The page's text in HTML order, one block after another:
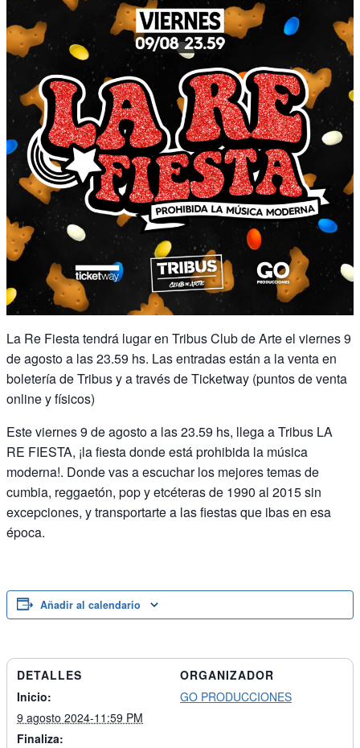
La Re Fiesta tendrá lugar en Tribus Club de Arte el viernes 9
de agosto a las 23.59 hs. Las entradas están a la venta en
boletería de Tribus y a través de Ticketway (puntos de venta
online y físicos)
Este viernes 9 de agosto a las 23.59 hs, llega a Tribus LA
RE FIESTA, ¡la fiesta donde está prohibida la música
moderna!. Donde vas a escuchar los mejores temas de
cumbia, reggaetón, pop y etcéteras de 1990 al 2015 sin
excepciones, y transportarte a las fiestas que ibas en esa
época.
Añadir al calendario
DETALLES
Inicio:
9 agosto 2024-11:59 PM
Finaliza:
ORGANIZADOR
GO PRODUCCIONES